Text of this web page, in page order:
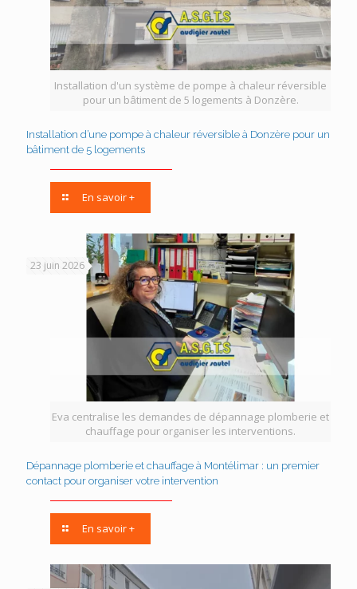
Installation d'un système de pompe à chaleur réversible
pour un bâtiment de 5 logements à Donzère.
Installation d’une pompe à chaleur réversible à Donzère pour un
bâtiment de 5 logements
En savoir +
Eva centralise les demandes de dépannage plomberie et
chauffage pour organiser les interventions.
23 juin 2026
Dépannage plomberie et chauffage à Montélimar : un premier
contact pour organiser votre intervention
En savoir +